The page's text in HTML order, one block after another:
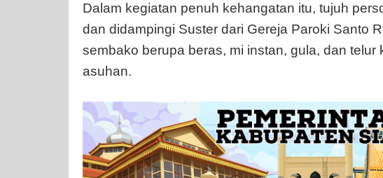
Dalam kegiatan penuh kehangatan itu, tujuh
dan didampingi Suster dari Gereja Paroki Santo
sembako berupa beras, mi instan, gula, dan telur
asuhan.